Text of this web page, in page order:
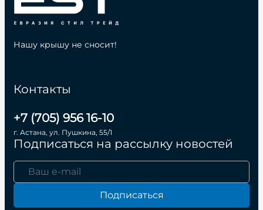
Контакты
+7 (705) 956 16-10
г. Астана, ул. Пушкина, 55/1
Подписаться на рассылку новостей
Подписаться
Нашу крышу не сносит!